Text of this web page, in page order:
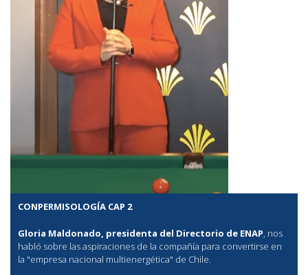
CONPERMISOLOGÍA CAP 2
Gloria Maldonado, presidenta del Directorio de ENAP , nos
habló sobre las aspiraciones de la compañía para convertirse en
la "empresa nacional multienergética" de Chile.